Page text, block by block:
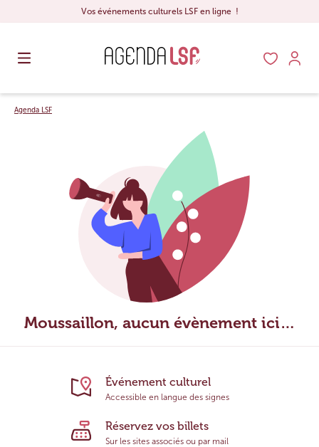
Vos événements culturels LSF en ligne !
Agenda LSF
Moussaillon, aucun évènement ici…
Événement culturel
Accessible en langue des signes
Réservez vos billets
Sur les sites associés ou par mail